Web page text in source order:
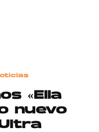
«Ella
nuevo